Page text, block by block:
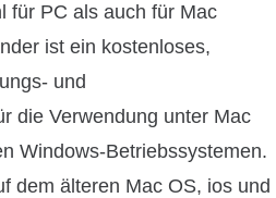
für PC als auch für Mac
ist ein kostenloses,
und
die Verwendung unter Mac
Windows-Betriebssystemen.
dem älteren Mac OS, ios und